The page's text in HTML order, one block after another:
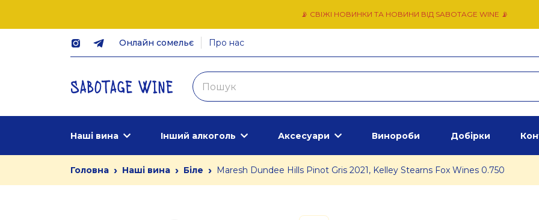
📡 СВІЖІ НОВИНКИ ТА НОВИНИ ВІД SABOTAGE WINE 📡
Онлайн сомельє Про нас
Наші вина Інший алкоголь Аксесуари Винороби Добірки
Головна › Наші вина › Біле › Maresh Dundee Hills Pinot Gris 2021, Kelley Stearns Fox Wines 0.750